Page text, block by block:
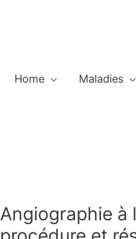
Home Maladies
Angiographie à